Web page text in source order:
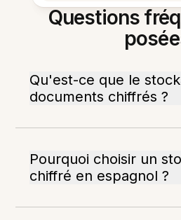
Questions
Qu'est-ce que le
documents chiffrés ?
Pourquoi choisir un
chiffré en espagnol ?